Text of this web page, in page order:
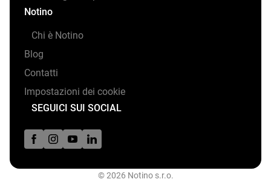
Notino
Chi è Notino
Blog
Contatti
Impostazioni dei cookie
SEGUICI SUI SOCIAL
© 2026 Notino s.r.o.